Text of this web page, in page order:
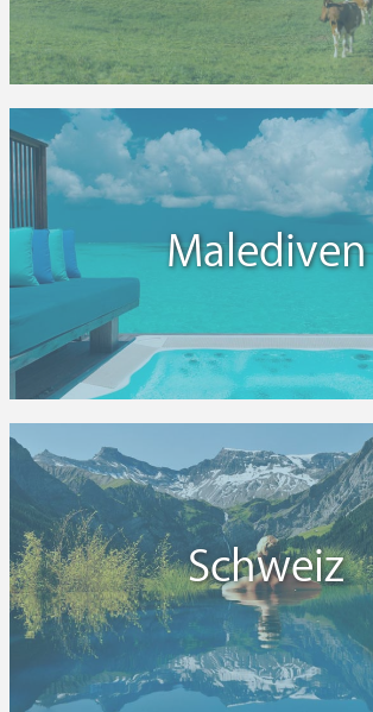
Schloss und der ältesten Universität
zählen auf jeden Fall zu den
Städten der Region. Aber auch Freiburg
den vielen Cafés, Kneipen und
man badischen Wein und badische
genießen kann, sollte nicht unerwähnt
badischen Städten wie Karlsruhe,
Pforzheim ist auch das Zentrum der
Uhren- und Schmuckindustrie
Malediven
Schweiz